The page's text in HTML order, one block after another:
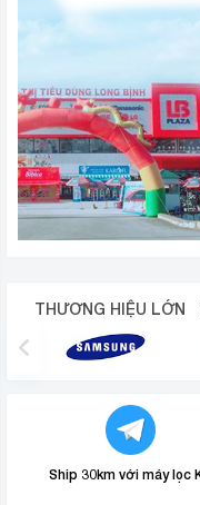
THƯƠNG HIỆU LỚN
Ship 30km với máy lọc